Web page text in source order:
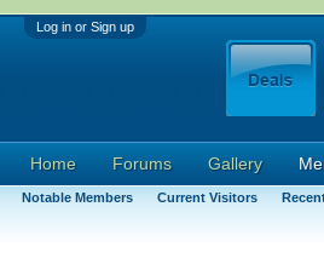
Log in or Sign up
Home Forums Gallery
Notable Members Current Visitors